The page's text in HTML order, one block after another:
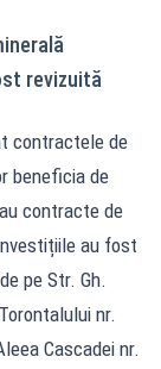
revizuită
contractele de
beneficia de
contracte de
au fost
pe Str. Gh.
nr.
Cascadei nr.